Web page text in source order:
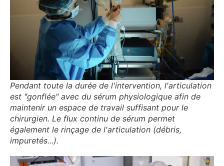
Pendant toute la durée de l'intervention, l'articulation
est "gonflée" avec du sérum physiologique afin de
maintenir un espace de travail suffisant pour le
chirurgien. Le flux continu de sérum permet
également le rinçage de l'articulation (débris,
impuretés...).